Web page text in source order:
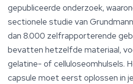
gepubliceerde onderzoek,
sectionele studie van
dan 8.000 zelfrapporterende
bevatten hetzelfde materiaal,
gelatine- of celluloseomhulsels.
capsule moet eerst oplossen in